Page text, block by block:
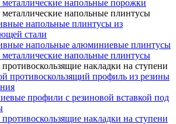
напольные порожки
напольные плинтусы
напольные плинтусы из
стали
напольные алюминиевые плинтусы
напольные плинтусы
накладки на ступени
противоскользящий профиль из резины
профили с резиновой вставкой под
накладки на ступени